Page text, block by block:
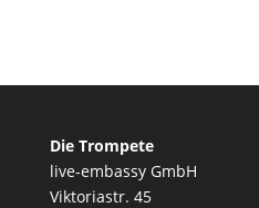
Die Trompete
live-embassy GmbH
Viktoriastr. 45